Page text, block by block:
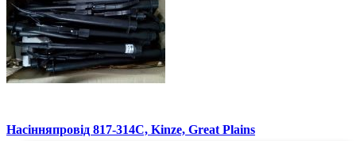
Насінняпровід 817-314С, Kinze, Great Plains